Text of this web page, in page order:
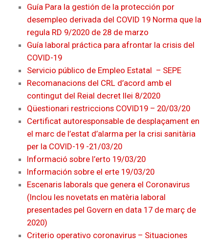
Guía Para la gestión de la protección por
desempleo derivada del COVID 19 Norma que la
regula RD 9/2020 de 28 de marzo
Guía laboral práctica para afrontar la crisis del
COVID-19
Servicio público de Empleo Estatal – SEPE
Recomanacions del CRL d’acord amb el
contingut del Reial decret llei 8/2020
Qüestionari restriccions COVID19 – 20/03/20
Certificat autoresponsable de desplaçament en
el marc de l’estat d’alarma per la crisi sanitària
per la COVID-19 -21/03/20
Informació sobre l’erto 19/03/20
Información sobre el erte 19/03/20
Escenaris laborals que genera el Coronavirus
(Inclou les novetats en matèria laboral
presentades pel Govern en data 17 de març de
2020)
Criterio operativo coronavirus – Situaciones